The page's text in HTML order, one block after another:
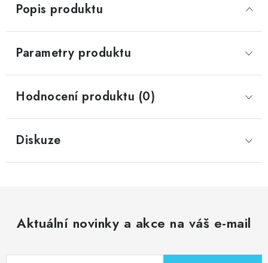
Popis produktu
Parametry produktu
Hodnocení produktu (0)
Diskuze
Aktuální novinky a akce na váš e-mail